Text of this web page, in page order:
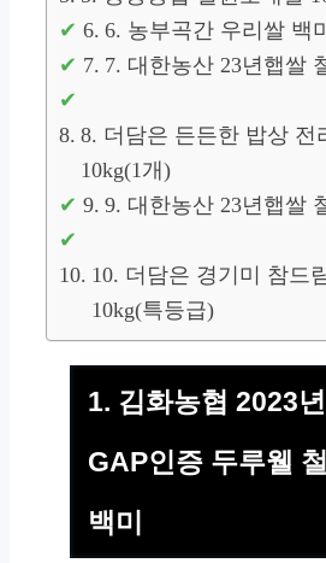
6. 농부곡간 우리쌀 백
7. 대한농산 23년햅쌀
8. 더담은 든든한 밥상 전
10kg(1개)
9. 대한농산 23년햅쌀
10. 더담은 경기미 참드
10kg(특등급)
1. 김화농협 2023
GAP인증 두루웰
백미